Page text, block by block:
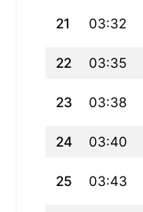
21 03:32
22 03:35
23 03:38
24 03:40
25 03:43